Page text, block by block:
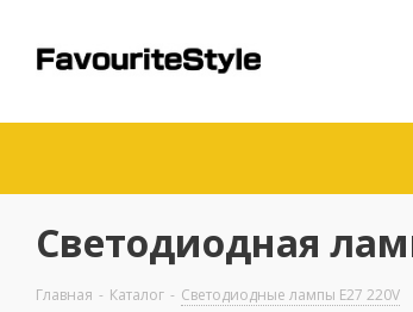
Светодиодная
Главная - Каталог - Светодиодные лампы E27 220V